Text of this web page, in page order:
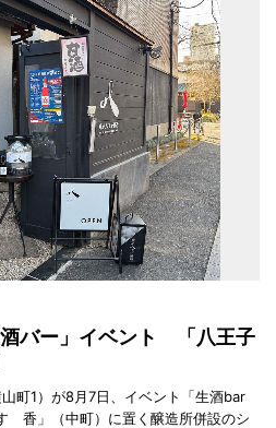
バー」イベント 「八王子
町1）が8月7日、イベント「生酒bar
ゞ香」（中町）に置く醸造所併設のシ